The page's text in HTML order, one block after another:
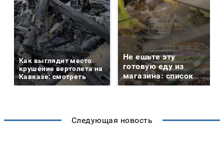
Как выглядит место
крушение вертолета на
Кавказе: смотреть
Не ешьте эту
готовую еду из
магазина: список
Следующая новость